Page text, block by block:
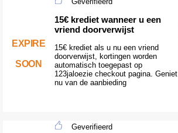
EXPIRE
SOON
15€ krediet wanneer u een
vriend doorverwijst
15€ krediet als u nu een vriend
doorverwijst, kortingen worden
automatisch toegepast op
123jaloezie checkout pagina. Geniet
nu van de aanbieding
Geverifieerd